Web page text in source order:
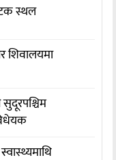
स्थल
शिवालयमा